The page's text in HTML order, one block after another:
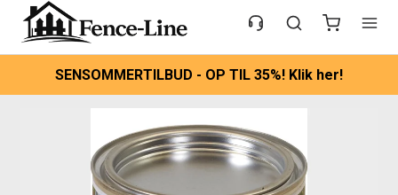
SENSOMMERTILBUD - OP TIL 35%! Klik her!